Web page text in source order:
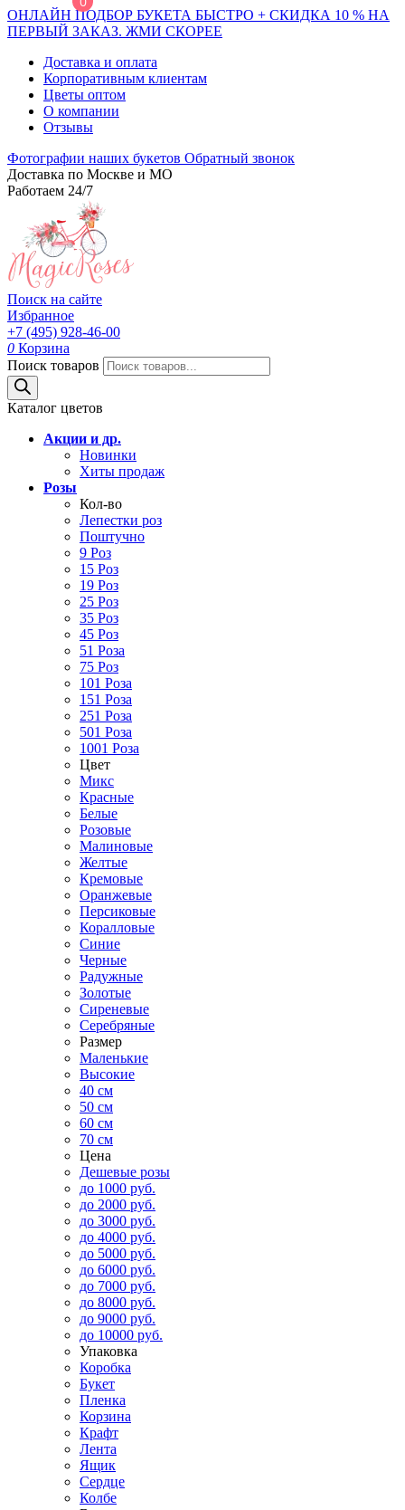
ОНЛАЙН ПОДБОР БУКЕТА БЫСТРО + СКИДКА 10 % НА
ПЕРВЫЙ ЗАКАЗ. ЖМИ СКОРЕЕ
Доставка и оплата
Корпоративным клиентам
Цветы оптом
О компании
Отзывы
Фотографии наших букетов Обратный звонок
Доставка по Москве и МО
Работаем 24/7
Поиск на сайте
Избранное
+7 (495) 928-46-00
0 Корзина
Поиск товаров
Каталог цветов
Акции и др.
Новинки
Хиты продаж
Розы
Кол-во
Лепестки роз
Поштучно
9 Роз
15 Роз
19 Роз
25 Роз
35 Роз
45 Роз
51 Роза
75 Роз
101 Роза
151 Роза
251 Роза
501 Роза
1001 Роза
Цвет
Микс
Красные
Белые
Розовые
Малиновые
Желтые
Кремовые
Оранжевые
Персиковые
Коралловые
Синие
Черные
Радужные
Золотые
Сиреневые
Серебряные
Размер
Маленькие
Высокие
40 см
50 см
60 см
70 см
Цена
Дешевые розы
до 1000 руб.
до 2000 руб.
до 3000 руб.
до 4000 руб.
до 5000 руб.
до 6000 руб.
до 7000 руб.
до 8000 руб.
до 9000 руб.
до 10000 руб.
Упаковка
Коробка
Букет
Пленка
Корзина
Крафт
Лента
Ящик
Сердце
Колбе